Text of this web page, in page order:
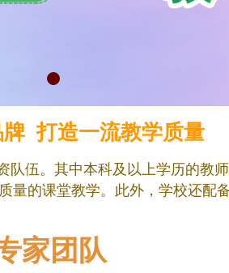
打造一流教学质量
伍。 其中本科及以上学历的教
量的课堂教学。 此外， 学校还配
家团队